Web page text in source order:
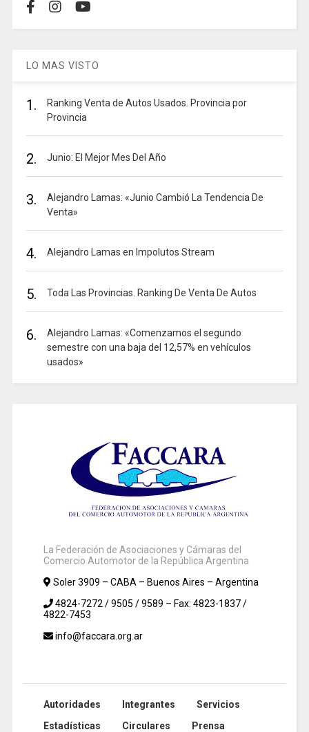
LO MAS VISTO
1.
Ranking Venta de Autos Usados. Provincia por
Provincia
2. Junio: El Mejor Mes Del Año
3.
Alejandro Lamas: «Junio Cambió La Tendencia De
Venta»
4. Alejandro Lamas en Impolutos Stream
5. Toda Las Provincias. Ranking De Venta De Autos
6.
Alejandro Lamas: «Comenzamos el segundo
semestre con una baja del 12,57% en vehículos
usados»
La Federación de Asociaciones y Cámaras del
Comercio Automotor de la República Argentina
Soler 3909 – CABA – Buenos Aires – Argentina
4824-7272 / 9505 / 9589 – Fax: 4823-1837 /
4822-7453
info@faccara.org.ar
Autoridades Integrantes
Servicios
Estadísticas
Circulares Prensa